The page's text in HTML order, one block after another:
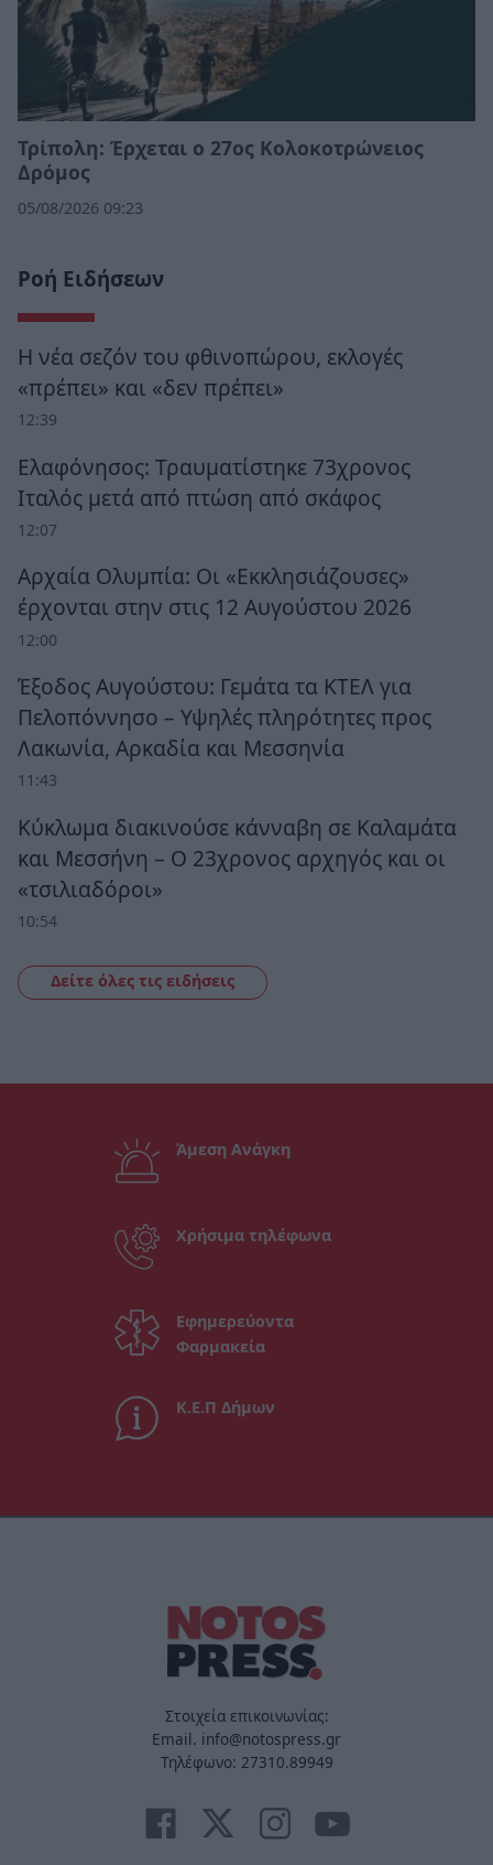
Τρίπολη: Έρχεται ο 27ος Κολοκοτρώνειος
Δρόμος
05/08/2026 09:23
Ροή Ειδήσεων
Η νέα σεζόν του φθινοπώρου, εκλογές
«πρέπει» και «δεν πρέπει»
12:39
Ελαφόνησος: Τραυματίστηκε 73χρονος
Ιταλός μετά από πτώση από σκάφος
12:07
Αρχαία Ολυμπία: Οι «Εκκλησιάζουσες»
έρχονται στην στις 12 Αυγούστου 2026
12:00
Έξοδος Αυγούστου: Γεμάτα τα ΚΤΕΛ για
Πελοπόννησο – Υψηλές πληρότητες προς
Λακωνία, Αρκαδία και Μεσσηνία
11:43
Κύκλωμα διακινούσε κάνναβη σε Καλαμάτα
και Μεσσήνη – Ο 23χρονος αρχηγός και οι
«τσιλιαδόροι»
10:54
Δείτε όλες τις ειδήσεις
Άμεση Ανάγκη
Χρήσιμα τηλέφωνα
Εφημερεύοντα
Φαρμακεία
Κ.Ε.Π Δήμων
Στοιχεία επικοινωνίας:
Email. info@notospress.gr
Τηλέφωνο: 27310.89949